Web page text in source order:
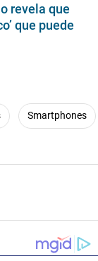
revela que
que puede
Smartphones